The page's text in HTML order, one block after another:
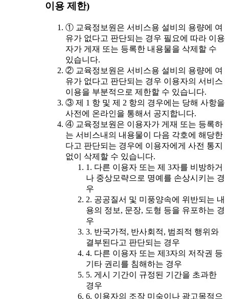
이용 제한)
① 교육정보원은 서비스용 설비의 용량에 여
유가 없다고 판단되는 경우 필요에 따라 이용
자가 게재 또는 등록한 내용물을 삭제할 수
있습니다.
② 교육정보원은 서비스용 설비의 용량에 여
유가 없다고 판단되는 경우 이용자의 서비스
이용을 부분적으로 제한할 수 있습니다.
③ 제 1 항 및 제 2 항의 경우에는 당해 사항을
사전에 온라인을 통해서 공지합니다.
④ 교육정보원은 이용자가 게재 또는 등록하
는 서비스내의 내용물이 다음 각호에 해당한
다고 판단되는 경우에 이용자에게 사전 통지
없이 삭제할 수 있습니다.
1. 다른 이용자 또는 제 3자를 비방하거
나 중상모략으로 명예를 손상시키는 경
우
2. 공공질서 및 미풍양속에 위반되는 내
용의 정보, 문장, 도형 등을 유포하는 경
우
3. 반국가적, 반사회적, 범죄적 행위와
결부된다고 판단되는 경우
4. 다른 이용자 또는 제3자의 저작권 등
기타 권리를 침해하는 경우
5. 게시 기간이 규정된 기간을 초과한
경우
6. 이용자의 조작 미숙이나 광고목적으